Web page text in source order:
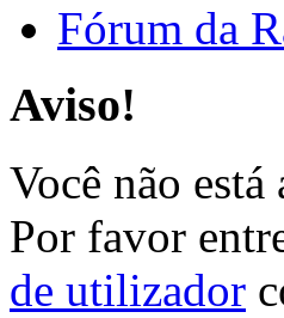
Fórum da
Aviso!
Você não
Por favor
de utilizador